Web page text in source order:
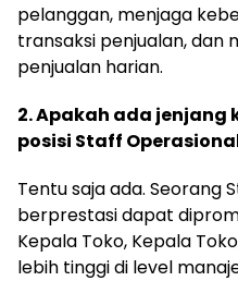
pelanggan, menjaga
transaksi penjualan, dan
penjualan harian.
2. Apakah ada jenjang
posisi Staff
Tentu saja ada. Seorang
berprestasi dapat
Kepala Toko, Kepala
lebih tinggi di level